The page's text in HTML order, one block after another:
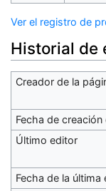
Ver el registro de
Historial de
Creador de la
Fecha de creación
Último editor
Fecha de la última